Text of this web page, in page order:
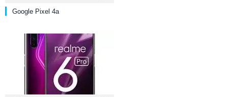
Google Pixel 4a